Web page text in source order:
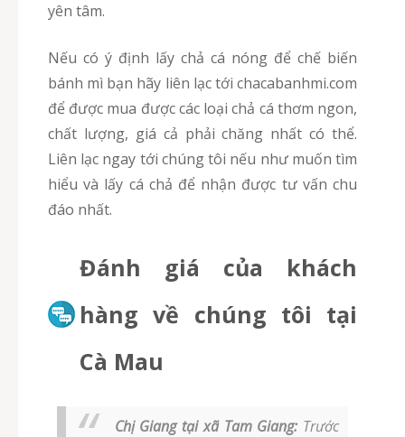
yên tâm.
Nếu có ý định lấy chả cá nóng để chế biến
bánh mì bạn hãy liên lạc tới chacabanhmi.com
để được mua được các loại chả cá thơm ngon,
chất lượng, giá cả phải chăng nhất có thể.
Liên lạc ngay tới chúng tôi nếu như muốn tìm
hiểu và lấy cá chả để nhận được tư vấn chu
đáo nhất.
Đánh giá của khách
hàng về chúng tôi tại
Cà Mau
Chị Giang tại xã Tam Giang: Trước